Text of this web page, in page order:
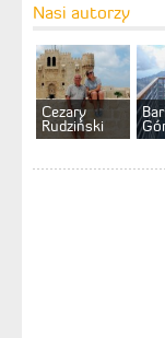
Nasi autorzy
Cezary
Rudziński